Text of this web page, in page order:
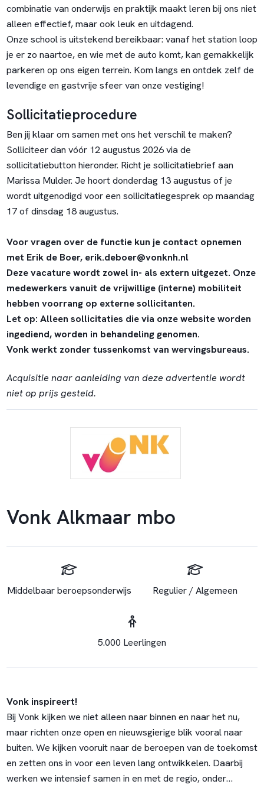
combinatie van onderwijs en praktijk maakt leren bij ons niet
alleen effectief, maar ook leuk en uitdagend.
Onze school is uitstekend bereikbaar: vanaf het station loop
je er zo naartoe, en wie met de auto komt, kan gemakkelijk
parkeren op ons eigen terrein. Kom langs en ontdek zelf de
levendige en gastvrije sfeer van onze vestiging!
Sollicitatieprocedure
Ben jij klaar om samen met ons het verschil te maken?
Solliciteer dan vóór 12 augustus 2026 via de
sollicitatiebutton hieronder. Richt je sollicitatiebrief aan
Marissa Mulder. Je hoort donderdag 13 augustus of je
wordt uitgenodigd voor een sollicitatiegesprek op maandag
17 of dinsdag 18 augustus.
Voor vragen over de functie kun je contact opnemen
met Erik de Boer, erik.deboer@vonknh.nl
Deze vacature wordt zowel in- als extern uitgezet. Onze
medewerkers vanuit de vrijwillige (interne) mobiliteit
hebben voorrang op externe sollicitanten.
Let op: Alleen sollicitaties die via onze website worden
ingediend, worden in behandeling genomen.
Vonk werkt zonder tussenkomst van wervingsbureaus.
Acquisitie naar aanleiding van deze advertentie wordt
niet op prijs gesteld.
Vonk Alkmaar mbo
Middelbaar beroepsonderwijs Regulier / Algemeen
5.000 Leerlingen
Vonk inspireert!
Bij Vonk kijken we niet alleen naar binnen en naar het nu,
maar richten onze open en nieuwsgierige blik vooral naar
buiten. We kijken vooruit naar de beroepen van de toekomst
en zetten ons in voor een leven lang ontwikkelen. Daarbij
werken we intensief samen in en met de regio, onder